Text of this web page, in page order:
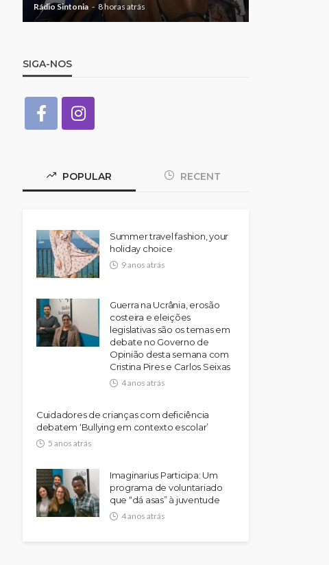
Rádio Sintonia 8 horas atrás
SIGA-NOS
POPULAR RECENT
Summer travel fashion, your
holiday choice
9 anos atrás
Guerra na Ucrânia, erosão
costeira e eleições
legislativas são os temas em
debate no Governo de
Opinião desta semana com
Cristina Pires e Carlos Seixas
4 anos atrás
Cuidadores de crianças com deficiência
debatem ‘Bullying em contexto escolar’
5 anos atrás
Imaginarius Participa: Um
programa de voluntariado
que “dá asas” à juventude
4 anos atrás